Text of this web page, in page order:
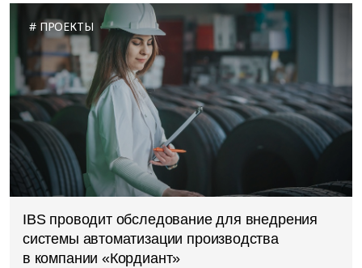
ПРОЕКТЫ
IBS проводит обследование для внедрения
системы автоматизации производства
в компании «Кордиант»